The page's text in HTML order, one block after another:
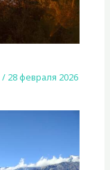
/ 28 февраля 2026